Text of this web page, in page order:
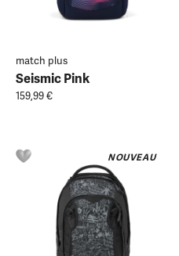
match plus
Seismic Pink
159,99 €
NOUVEAU